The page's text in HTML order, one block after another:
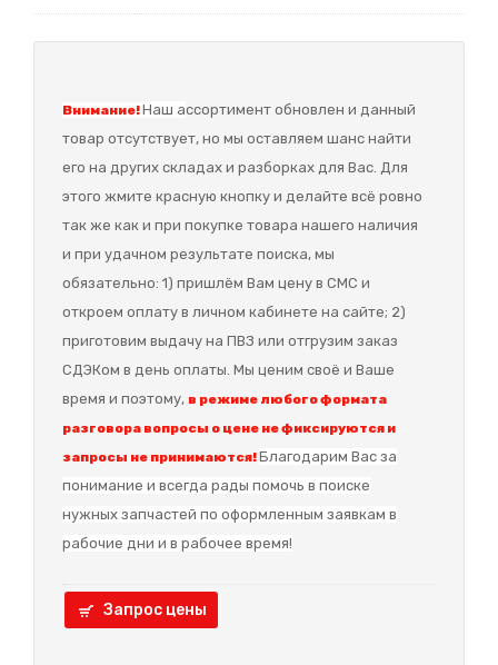
Внимание!Наш ассортимент обновлен и данный
товар отсутствует, но мы оставляем шанс найти
его на других складах и разборках для Вас. Для
этого жмите красную кнопку и делайте всё ровно
так же как и при покупке товара нашего наличия
и при удачном результате поиска, мы
обязательно: 1) пришлём Вам цену в СМС и
откроем оплату в личном кабинете на сайте; 2)
приготовим выдачу на ПВЗ или отгрузим заказ
СДЭКом в день оплаты. Мы ценим своё и Ваше
время и поэтому, в режиме любого формата
разговора вопросы о цене не фиксируются и
запросы не принимаются!Благодарим Вас за
понимание и всегда рады помочь в поиске
нужных запчастей по оформленным заявкам в
рабочие дни и в рабочее время!
Запрос цены